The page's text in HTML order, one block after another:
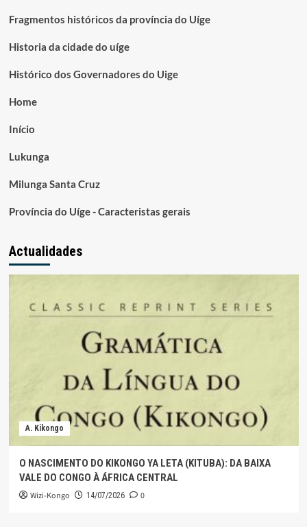
Fragmentos históricos da província do Uíge
Historia da cidade do uíge
Histórico dos Governadores do Uige
Home
Início
Lukunga
Milunga Santa Cruz
Província do Uíge - Caracteristas gerais
Actualidades
A. Kikongo
O NASCIMENTO DO KIKONGO YA LETA (KITUBA): DA BAIXA
VALE DO CONGO À ÁFRICA CENTRAL
Wizi-Kongo 14/07/2026 0